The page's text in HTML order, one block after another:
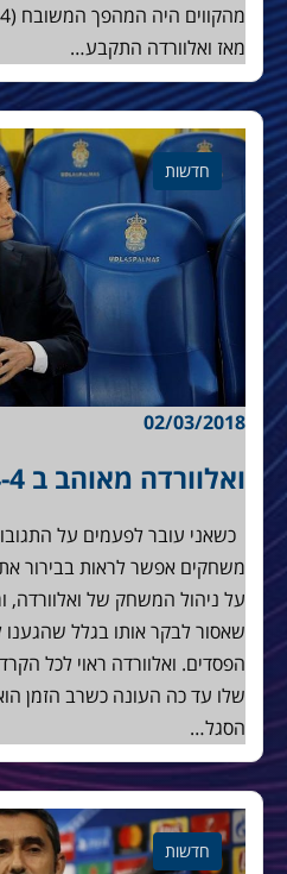
מאז ואלוורדה התקבע…
חדשות
02/03/2018
ואלוורדה מאוהב ב 2-4-4 וזה עולה לנו
כשאני עובר לפעמים על
משחקים אפשר לראות בבירור
על ניהול המשחק של ואלוורדה,
שאסור לבקר אותו בגלל שהגענו
הפסדים. ואלוורדה ראוי לכל
שלו עד כה העונה כשרב הזמן
הסגל…
חדשות